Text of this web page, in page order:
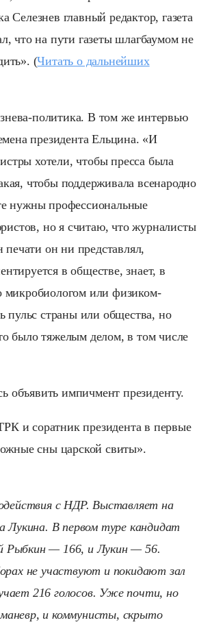
главный редактор, газета
что на пути газеты шлагбаумом не
(Читать о дальнейших
политика. В том же интервью
президента Ельцина. «И
хотели, чтобы пресса была
чтобы поддерживала всенародно
нужны профессиональные
но я считаю, что журналисты
он ни представлял,
в обществе, знает, в
микробиологом или физиком-
страны или общества, но
было тяжелым делом, в том числе
объявить импичмент президенту.
и соратник президента в первые
сны царской свиты».
с НДР. Выставляет на
Лукина. В первом туре кандидат
Рыбкин — 166, и Лукин — 56.
не участвуют и покидают зал
216 голосов. Уже почти, но
и коммунисты, скрыто